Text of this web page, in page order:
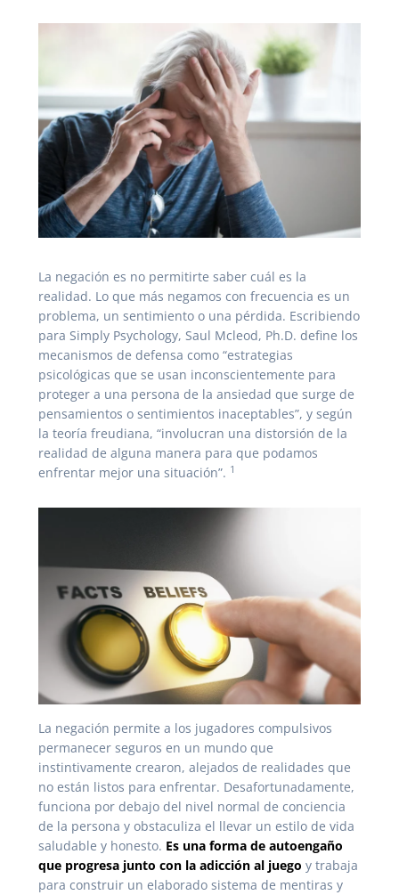
La negación es no permitirte saber cuál es la
realidad. Lo que más negamos con frecuencia es un
problema, un sentimiento o una pérdida. Escribiendo
para Simply Psychology, Saul Mcleod, Ph.D. define los
mecanismos de defensa como “estrategias
psicológicas que se usan inconscientemente para
proteger a una persona de la ansiedad que surge de
pensamientos o sentimientos inaceptables”, y según
la teoría freudiana, “involucran una distorsión de la
realidad de alguna manera para que podamos
enfrentar mejor una situación”. 1
La negación permite a los jugadores compulsivos
permanecer seguros en un mundo que
instintivamente crearon, alejados de realidades que
no están listos para enfrentar. Desafortunadamente,
funciona por debajo del nivel normal de conciencia
de la persona y obstaculiza el llevar un estilo de vida
saludable y honesto. Es una forma de autoengaño
que progresa junto con la adicción al juego y trabaja
para construir un elaborado sistema de mentiras y